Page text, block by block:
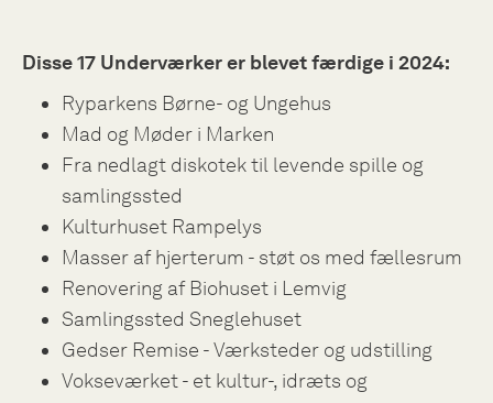
Disse 17 Underværker er blevet færdige i 2024:
Ryparkens Børne- og Ungehus
Mad og Møder i Marken
Fra nedlagt diskotek til levende spille og
samlingssted
Kulturhuset Rampelys
Masser af hjerterum - støt os med fællesrum
Renovering af Biohuset i Lemvig
Samlingssted Sneglehuset
Gedser Remise - Værksteder og udstilling
Vokseværket - et kultur-, idræts og